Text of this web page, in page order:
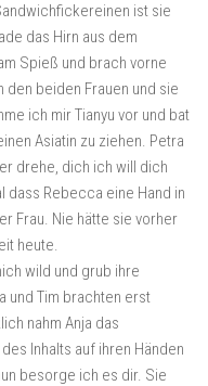
ist sie
das Hirn aus dem
Spieß und brach vorne
beiden Frauen und sie
ich mir Tianyu vor und bat
Asiatin zu ziehen. Petra
drehe, dich ich will dich
dass Rebecca eine Hand in
Frau. Nie hätte sie vorher
heute.
wild und grub ihre
und Tim brachten erst
nahm Anja das
Inhalts auf ihren Händen
besorge ich es dir. Sie